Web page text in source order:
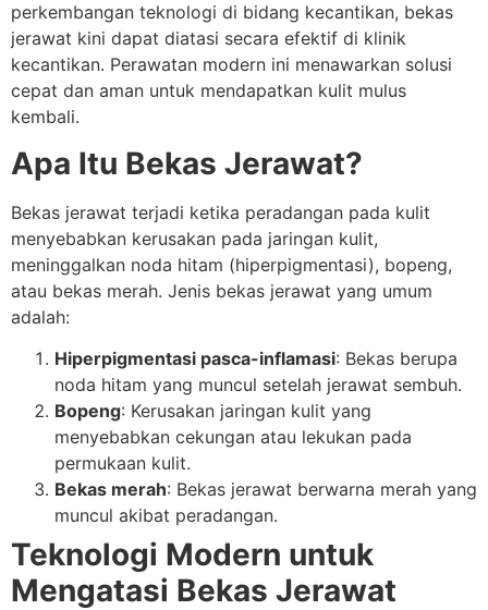
perkembangan teknologi di bidang kecantikan, bekas
jerawat kini dapat diatasi secara efektif di klinik
kecantikan. Perawatan modern ini menawarkan solusi
cepat dan aman untuk mendapatkan kulit mulus
kembali.
Apa Itu Bekas Jerawat?
Bekas jerawat terjadi ketika peradangan pada kulit
menyebabkan kerusakan pada jaringan kulit,
meninggalkan noda hitam (hiperpigmentasi), bopeng,
atau bekas merah. Jenis bekas jerawat yang umum
adalah:
Hiperpigmentasi pasca-inflamasi: Bekas berupa
noda hitam yang muncul setelah jerawat sembuh.
Bopeng: Kerusakan jaringan kulit yang
menyebabkan cekungan atau lekukan pada
permukaan kulit.
Bekas merah: Bekas jerawat berwarna merah yang
muncul akibat peradangan.
Teknologi Modern untuk
Mengatasi Bekas Jerawat